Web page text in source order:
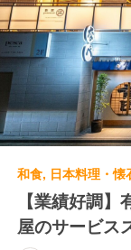
【業績好調
屋のサービス